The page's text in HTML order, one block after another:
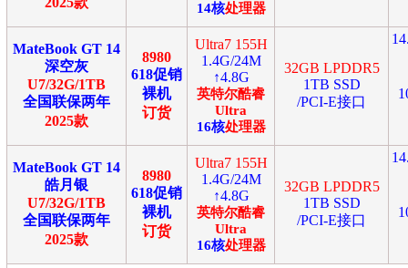
14核处理器
MateBook GT 14
深空灰
U7/32G/1TB
全国联保两年
2025款
8980
618促销
裸机
订货
Ultra7 155H
1.4G/24M
↑4.8G
英特尔酷睿
Ultra
16核处理器
32GB LPDDR5
1TB SSD
/PCI-E接口
MateBook GT 14
皓月银
U7/32G/1TB
全国联保两年
2025款
8980
618促销
裸机
订货
Ultra7 155H
1.4G/24M
↑4.8G
英特尔酷睿
Ultra
16核处理器
32GB LPDDR5
1TB SSD
/PCI-E接口